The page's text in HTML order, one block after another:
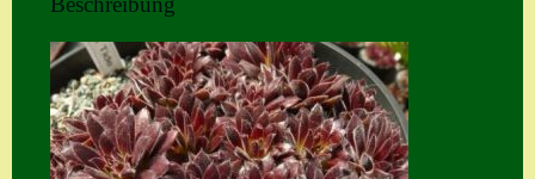
Kontakt
Mein Konto
Naturformen